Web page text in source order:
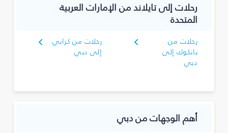
رحلات إلى تايلاند من الإمارات العربية
المتحدة
رحلات من
بانكوك إلى
دبي
رحلات من كرابي
إلى دبي
أهم الوجهات من دبي